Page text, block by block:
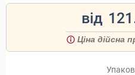
від
Ціна дійсна